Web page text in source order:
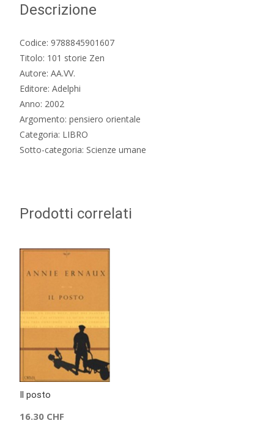
Descrizione
Codice: 9788845901607
Titolo: 101 storie Zen
Autore: AA.VV.
Editore: Adelphi
Anno: 2002
Argomento: pensiero orientale
Categoria: LIBRO
Sotto-categoria: Scienze umane
Prodotti correlati
Il posto
16.30 CHF